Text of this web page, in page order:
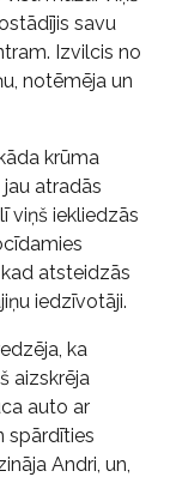
savu
Izvilcis no
notēmēja un
krūma
atradās
viņš iekliedzās
atsteidzās
iedzīvotāji.
ka
aizskrēja
auto ar
spārdīties
Andri, un,